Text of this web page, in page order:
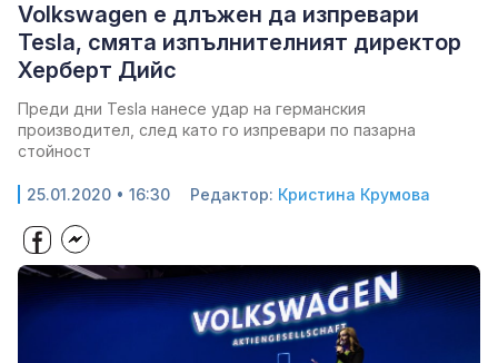
Volkswagen е длъжен да изпревари
Tesla, смята изпълнителният директор
Херберт Дийс
Преди дни Tesla нанесе удар на германския
производител, след като го изпревари по пазарна
стойност
25.01.2020 • 16:30 Редактор: Кристина Крумова